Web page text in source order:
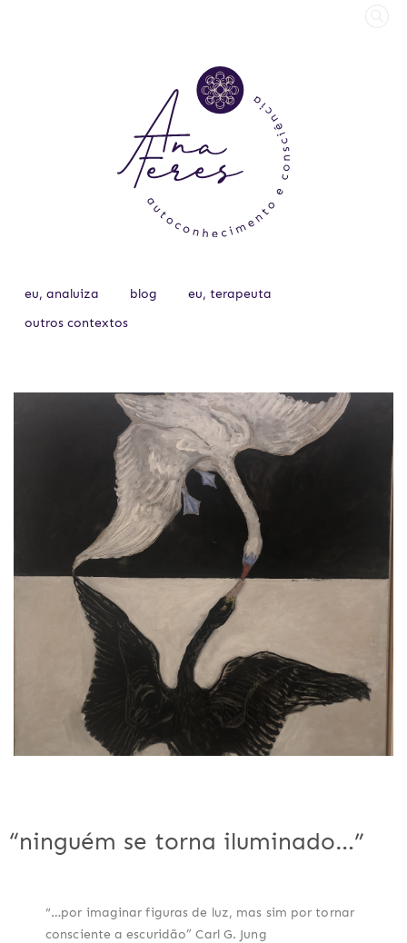
eu, analuiza blog
eu, terapeuta
outros contextos
“ninguém se torna iluminado…”
“…por imaginar figuras de luz, mas sim por tornar
consciente a escuridão” Carl G. Jung